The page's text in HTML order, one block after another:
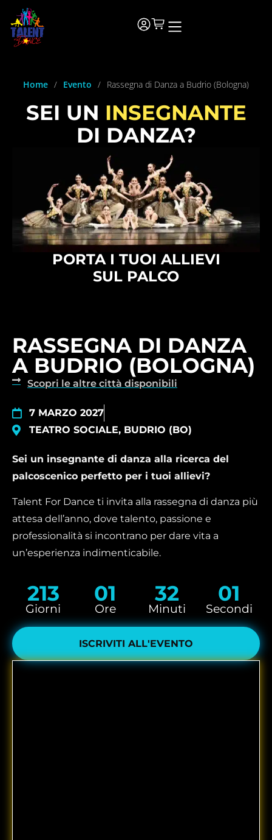
Home / Evento / Rassegna di Danza a Budrio (Bologna)
SEI UN INSEGNANTE
DI DANZA?
PORTA I TUOI ALLIEVI
SUL PALCO
RASSEGNA DI DANZA
A BUDRIO (BOLOGNA)
Scopri le altre città disponibili
7 MARZO 2027
TEATRO SOCIALE, BUDRIO (BO)
Sei un insegnante di danza alla ricerca del
palcoscenico perfetto per i tuoi allievi?
Talent For Dance ti invita alla rassegna di danza più
attesa dell’anno, dove talento, passione e
professionalità si incontrano per dare vita a
un’esperienza indimenticabile.
213
Giorni
01
Ore
32
Minuti
01
Secondi
ISCRIVITI ALL'EVENTO